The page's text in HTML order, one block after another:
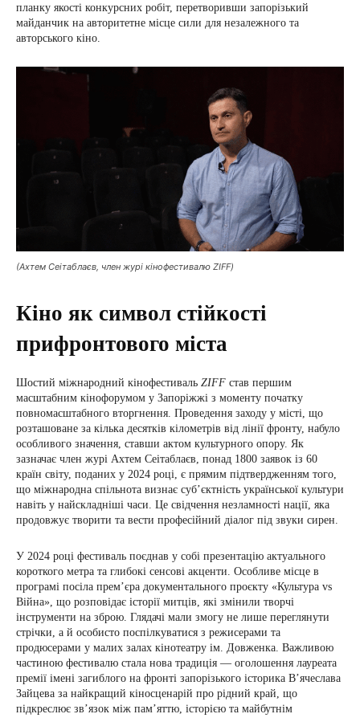
планку якості конкурсних робіт, перетворивши запорізький
майданчик на авторитетне місце сили для незалежного та
авторського кіно.
(Ахтем Сеітаблаєв, член журі кінофестивалю ZIFF)
Кіно як символ стійкості
прифронтового міста
Шостий міжнародний кінофестиваль ZIFF став першим
масштабним кінофорумом у Запоріжжі з моменту початку
повномасштабного вторгнення. Проведення заходу у місті, що
розташоване за кілька десятків кілометрів від лінії фронту, набуло
особливого значення, ставши актом культурного опору. Як
зазначає член журі Ахтем Сеітаблаєв, понад 1800 заявок із 60
країн світу, поданих у 2024 році, є прямим підтвердженням того,
що міжнародна спільнота визнає суб’єктність української культури
навіть у найскладніші часи. Це свідчення незламності нації, яка
продовжує творити та вести професійний діалог під звуки сирен.
У 2024 році фестиваль поєднав у собі презентацію актуального
короткого метра та глибокі сенсові акценти. Особливе місце в
програмі посіла прем’єра документального проєкту «Культура vs
Війна», що розповідає історії митців, які змінили творчі
інструменти на зброю. Глядачі мали змогу не лише переглянути
стрічки, а й особисто поспілкуватися з режисерами та
продюсерами у малих залах кінотеатру ім. Довженка. Важливою
частиною фестивалю стала нова традиція — оголошення лауреата
премії імені загиблого на фронті запорізького історика В’ячеслава
Зайцева за найкращий кіносценарій про рідний край, що
підкреслює зв’язок між пам’яттю, історією та майбутнім